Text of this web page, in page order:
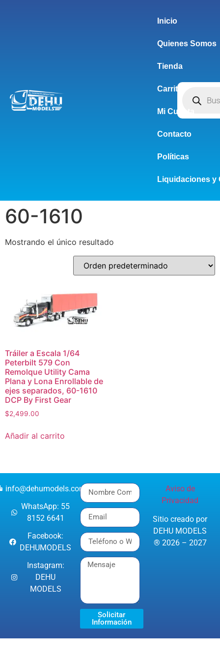
Inicio
Quienes Somos
Tienda
Carrito
Mi Cuenta
Contacto
Políticas
Liquidaciones y
60-1610
Mostrando el único resultado
Tráiler a Escala 1/64
Peterbilt 579 Con
Remolque Utility Cama
Plana y Lona Enrollable de
ejes separados, 60-1610
DCP By First Gear
$2,499.00
Añadir al carrito
info@dehumodels.com
WhatsApp: 55
8152 6641
Facebook:
DEHUMODELS
Instagram:
DEHU
MODELS
Solicitar
Información
Aviso de
Privacidad
Sitio creado por
DEHU MODELS
® 2026 – 2027